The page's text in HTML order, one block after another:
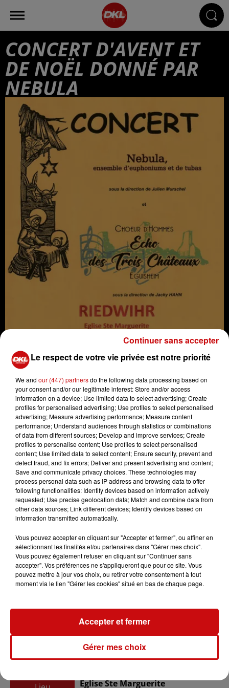
CONCERT D'AVENT ET
DE NOËL DONNÉ PAR
NEBULA
Concert d'Avent et de Noël donné par Nebula
Crédit :Concert d'Avent et de Noël donné par Nebula
Ajouter à votre calendrier
Date
3 décembre 2023 à 17h00
au3 décembre 2023 à 19h00
Tarif Gratuit
Organisateur Choeur d'Hommes
Eglise Ste Marguerite
Le respect de votre vie privée est notre priorité
We and our (447) partnersdo the following data processing based on
your consent and/or our legitimate interest: Store and/or access
information on a device; Use limited data to select advertising; Create
profiles for personalised advertising; Use profiles to select personalised
advertising; Measure advertising performance; Measure content
performance; Understand audiences through statistics or combinations
of data from different sources; Develop and improve services; Create
profiles to personalise content; Use profiles to select personalised
content; Use limited data to select content; Ensure security, prevent and
detect fraud, and fix errors; Deliver and present advertising and content;
Save and communicate privacy choices. These technologies may
process personal data such as IP address and browsing data to offer
following functionalities: Identify devices based on information actively
requested; Use precise geolocation data; Match and combine data from
other data sources; Link different devices; Identify devices based on
information transmitted automatically.
Vous pouvez accepter en cliquant sur "Accepter et fermer", ou affiner en
sélectionnant les finalités et/ou partenaires dans "Gérer mes choix".
Vous pouvez également refuser en cliquant sur "Continuer sans
accepter". Vos préférences ne s'appliqueront que pour ce site. Vous
pouvez mettre à jour vos choix, ou retirer votre consentement à tout
moment via le lien "Gérer les cookies" situé en bas de chaque page.
Gérer mes choix
Accepter et fermer
Continuer sans accepter